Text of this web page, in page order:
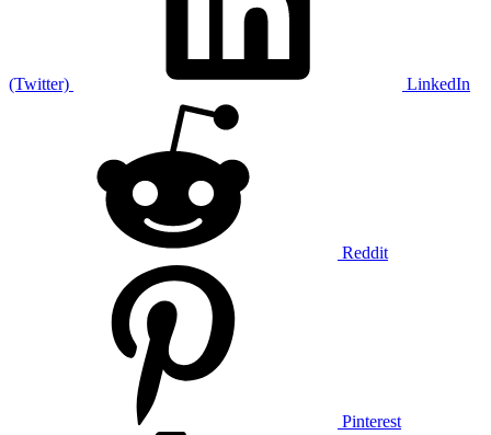
(Twitter) LinkedIn
Reddit
Pinterest